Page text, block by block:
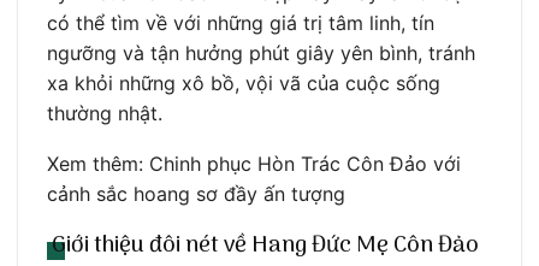
có thể tìm về với những giá trị tâm linh, tín
ngưỡng và tận hưởng phút giây yên bình, tránh
xa khỏi những xô bồ, vội vã của cuộc sống
thường nhật.
Xem thêm: Chinh phục Hòn Trác Côn Đảo với
cảnh sắc hoang sơ đầy ấn tượng
Giới thiệu đôi nét về Hang Đức Mẹ Côn Đảo